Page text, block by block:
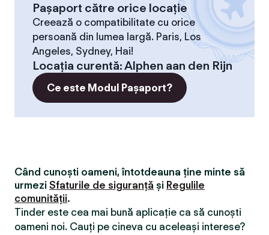
Pașaport către orice locație
Creează o compatibilitate cu orice
persoană din lumea largă. Paris, Los
Angeles, Sydney, Hai!
Locaţia curentă:Alphen aan den Rijn
Ce este Modul Pașaport?
Când cunoști oameni, întotdeauna ține minte să
urmezi Sfaturile de siguranță și Regulile
comunității.
Tinder este cea mai bună aplicație ca să cunoști
oameni noi. Cauți pe cineva cu aceleași interese?